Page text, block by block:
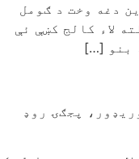
دغه وخت د ګومل
لاء کالج کښې ئې
بنو […]
پجګۍ روډ